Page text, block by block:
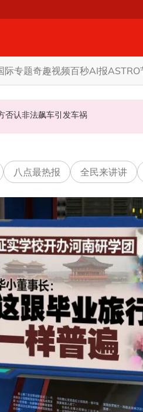
际专题奇趣视频百秒AI报ASTRO
？ 阿末马斯兰：华裔商家更倾向GST机制
疲劳肇祸 RXZ主办方否认非法飙车引发车祸
国阵国盟携手迎战甲州选
八点最热报 全民来讲讲